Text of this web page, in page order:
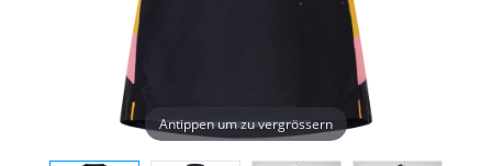
Antippen um zu vergrössern